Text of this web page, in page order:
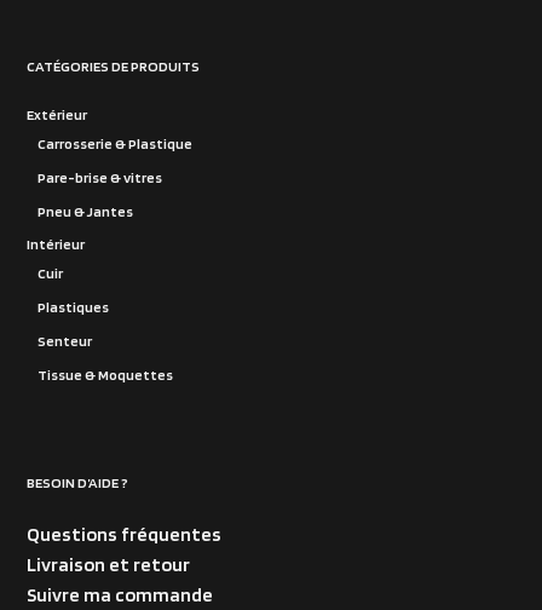
CATÉGORIES DE PRODUITS
Extérieur
Carrosserie & Plastique
Pare-brise & vitres
Pneu & Jantes
Intérieur
Cuir
Plastiques
Senteur
Tissue & Moquettes
BESOIN D’AIDE ?
Questions fréquentes
Livraison et retour
Suivre ma commande